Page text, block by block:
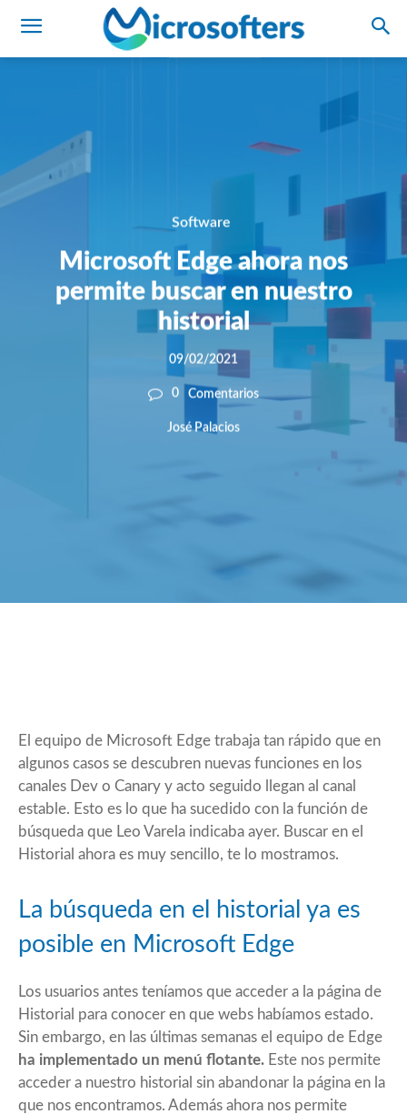
Software
Microsoft Edge ahora nos
permite buscar en nuestro
historial
09/02/2021
0 Comentarios
José Palacios
El equipo de Microsoft Edge trabaja tan rápido que en
algunos casos se descubren nuevas funciones en los
canales Dev o Canary y acto seguido llegan al canal
estable. Esto es lo que ha sucedido con la función de
búsqueda que Leo Varela indicaba ayer. Buscar en el
Historial ahora es muy sencillo, te lo mostramos.
La búsqueda en el historial ya es
posible en Microsoft Edge
Los usuarios antes teníamos que acceder a la página de
Historial para conocer en que webs habíamos estado.
Sin embargo, en las últimas semanas el equipo de Edge
ha implementado un menú flotante. Este nos permite
acceder a nuestro historial sin abandonar la página en la
que nos encontramos. Además ahora nos permite